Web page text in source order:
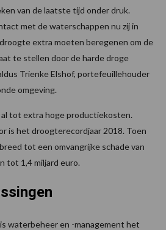
van de laatste tijd onder druk.
met de waterschappen nu zij in
extra moeten beregenen om de
te stellen door de harde droge
Trienke Elshof, portefeuillehouder
omgeving.
tot extra hoge productiekosten.
is het droogterecordjaar 2018. Toen
tot een omvangrijke schade van
tot 1,4 miljard euro.
waterbeheer en -management het